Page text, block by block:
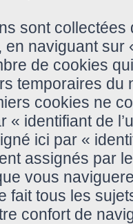
sont
en naviguant
de cookies
temporaires du
cookies ne
« identifiant de
ici par «
assignés par
vous
fait tous les
confort de